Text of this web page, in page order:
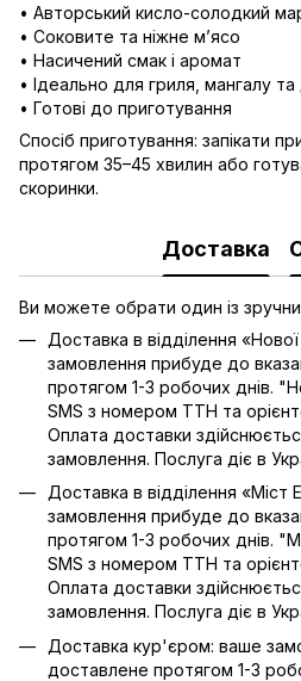
• Авторський кисло-солодкий
• Соковите та ніжне м’ясо
• Насичений смак і аромат
• Ідеально для гриля, мангалу
• Готові до приготування
Спосіб приготування: запікати
протягом 35–45 хвилин або
скоринки.
Доставка
Ви можете обрати один із
Доставка в відділення
замовлення прибуде до
протягом 1-3 робочих днів.
SMS з номером ТТН та
Оплата доставки
замовлення. Послуга діє в
Доставка в відділення «Міст
замовлення прибуде до
протягом 1-3 робочих днів.
SMS з номером ТТН та
Оплата доставки
замовлення. Послуга діє в
Доставка кур'єром: ваше
доставлене протягом 1-3